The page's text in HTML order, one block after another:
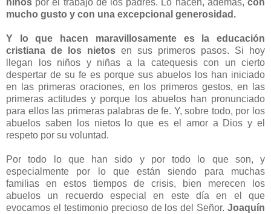
niños por el trabajo de los padres. Lo hacen, además, con
mucho gusto y con una excepcional generosidad.
Y lo que hacen maravillosamente es la educación
cristiana de los nietos en sus primeros pasos. Si hoy
llegan los niños y niñas a la catequesis con un cierto
despertar de su fe es porque sus abuelos los han iniciado
en las primeras oraciones, en los primeros gestos, en las
primeras actitudes y porque los abuelos han pronunciado
para ellos las primeras palabras de fe. Y, sobre todo, por los
abuelos saben los nietos lo que es el amor a Dios y el
respeto por su voluntad.
Por todo lo que han sido y por todo lo que son, y
especialmente por lo que están siendo para muchas
familias en estos tiempos de crisis, bien merecen los
abuelos un recuerdo especial en este día en el que
evocamos el testimonio precioso de los del Señor. Joaquín